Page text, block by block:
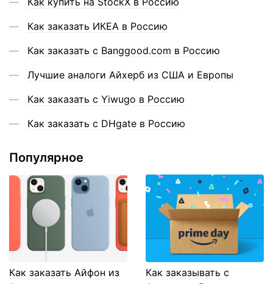
Как заказать ИКЕА в Россию
Как заказать с Banggood.com в Россию
Лучшие аналоги Айхерб из США и Европы
Как заказать с Yiwugo в Россию
Как заказать с DHgate в Россию
Популярное
Как заказать Айфон из
Как заказывать с